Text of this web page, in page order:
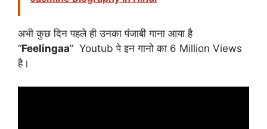
अभी कुछ दिन पहले ही उनका पंजाबी गाना आया है
“Feelingaa” Youtub पे इन गानो का 6 Million Views
है।